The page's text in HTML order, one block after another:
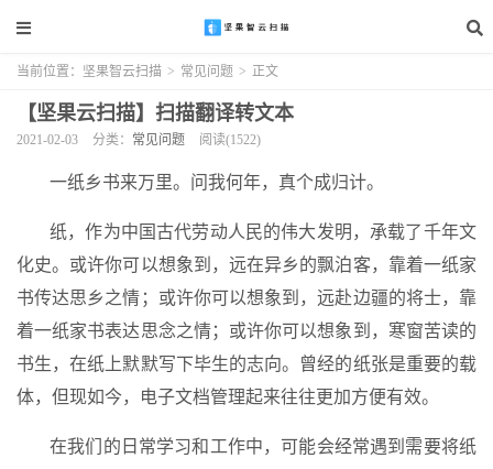
当前位置： 坚果智云扫描 > 常见问题 > 正文
【坚果云扫描】扫描翻译转文本
2021-02-03 分类： 常见问题 阅读(1522)
一纸乡书来万里。问我何年，真个成归计。
纸，作为中国古代劳动人民的伟大发明，承载了千年文
化史。或许你可以想象到，远在异乡的飘泊客，靠着一纸家
书传达思乡之情；或许你可以想象到，远赴边疆的将士，靠
着一纸家书表达思念之情；或许你可以想象到，寒窗苦读的
书生，在纸上默默写下毕生的志向。曾经的纸张是重要的载
体，但现如今，电子文档管理起来往往更加方便有效。
在我们的日常学习和工作中，可能会经常遇到需要将纸